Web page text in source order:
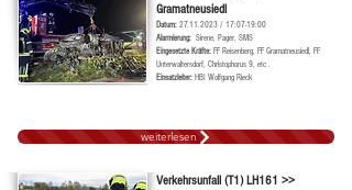
Gramatneusiedl
Datum: 27.11.2023 / 17:07-19:00
Alarmierung: Sirene, Pager, SMS
Eingesetzte Kräfte: FF Reisenberg, FF Gramatneusiedl, FF
Unterwaltersdorf, Christophorus 9, etc .
Einsatzleiter: HBI Wolfgang Rieck
weiterlesen
Verkehrsunfall (T1) LH161 >>